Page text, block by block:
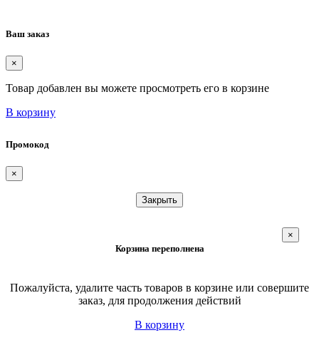
Ваш заказ
×
Товар добавлен вы можете просмотреть его в корзине
В корзину
Промокод
×
Закрыть
Корзина переполнена
×
Пожалуйста, удалите часть товаров в корзине или совершите
заказ, для продолжения действий
В корзину